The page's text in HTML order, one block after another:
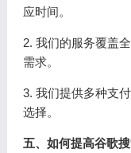
应时间。
2. 我们的服务覆盖
需求。
3. 我们提供多种支
选择。
五、如何提高谷歌